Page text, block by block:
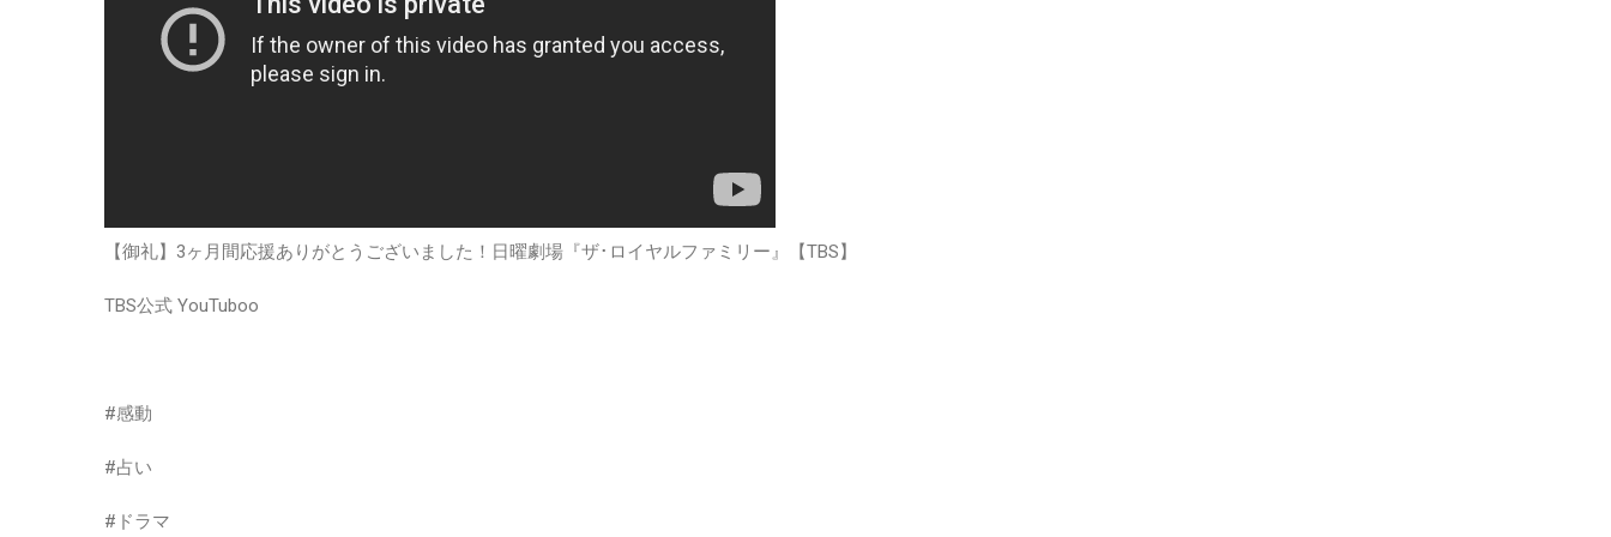
【御礼】3ヶ月間応援ありがとうございました！日曜劇場『ザ･ロイヤルファミリー』【TBS】
TBS公式 YouTuboo
#感動
#占い
#ドラマ